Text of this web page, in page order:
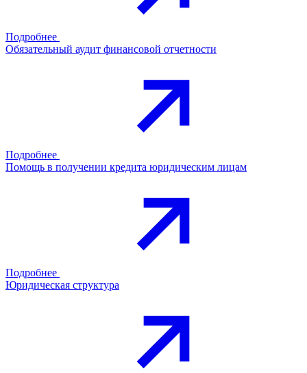
Подробнее
Обязательный аудит финансовой отчетности
Подробнее
Помощь в получении кредита юридическим лицам
Подробнее
Юридическая структура